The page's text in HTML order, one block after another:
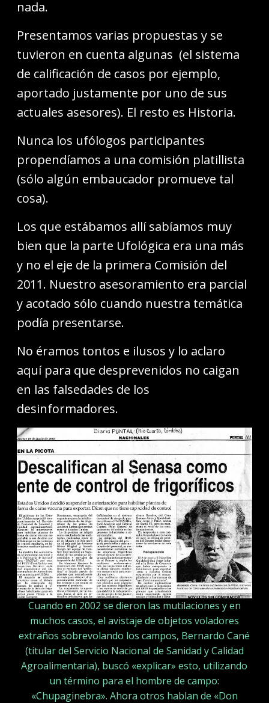
nada.
Presentamos varias propuestas y se
tuvieron en cuenta algunas (el sistema
de calificación de casos por ejemplo,
aportado justamente por uno de sus
actuales asesores). El resto es Historia.
Nunca los ufólogos participantes
propendíamos a una comisión platillista
(sólo algún embaucador promueve tal
cosa).
Los que estábamos allí sabíamos muy
bien que la parte Ufológica era una más
y no el eje de la primera Comisión del
2011. Nuestro asesoramiento era parcial
y acotado sólo cuando nuestra temática
podía presentarse.
No éramos tontos e ilusos y lo aclaro
aquí para que desprevenidos no caigan
en las falsedades de los
desinformadores.
Cuando en 2002 se dieron las mutilaciones y en
muchos casos, el avistaje de objetos voladores
extraños sobrevolando los campos, Bernardo Cané
(titular del Servicio Nacional de Sanidad y Calidad
Agroalimentaria), buscó «explicar» esto, utilizando
un término para el hombre de campo:
«Chupaginebra». Ahora otros hablan de «Don